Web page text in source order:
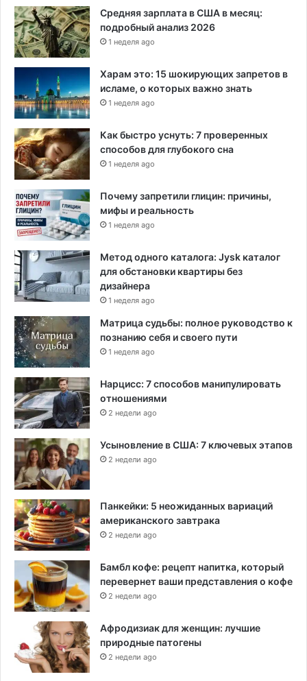
Средняя зарплата в США в месяц:
подробный анализ 2026
1 неделя ago
Харам это: 15 шокирующих запретов в
исламе, о которых важно знать
1 неделя ago
Как быстро уснуть: 7 проверенных
способов для глубокого сна
1 неделя ago
Почему запретили глицин: причины,
мифы и реальность
1 неделя ago
Метод одного каталога: Jysk каталог
для обстановки квартиры без
дизайнера
1 неделя ago
Матрица судьбы: полное руководство к
познанию себя и своего пути
1 неделя ago
Нарцисс: 7 способов манипулировать
отношениями
2 недели ago
Усыновление в США: 7 ключевых этапов
2 недели ago
Панкейки: 5 неожиданных вариаций
американского завтрака
2 недели ago
Бамбл кофе: рецепт напитка, который
перевернет ваши представления о кофе
2 недели ago
Афродизиак для женщин: лучшие
природные патогены
2 недели ago